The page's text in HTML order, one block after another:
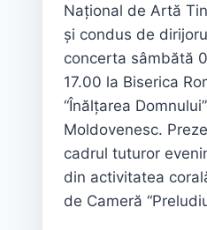
Național de Artă
și condus de
concerta sâmbătă
17.00 la Biserica
“Înălțarea
Moldovenesc.
cadrul tuturor
din activitatea
de Cameră